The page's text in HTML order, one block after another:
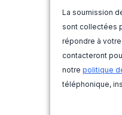
La soumission
sont collectées
répondre à
contacteront
notre politique
téléphonique,